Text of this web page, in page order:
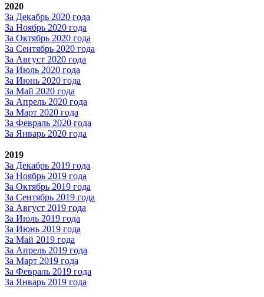
2020
За Декабрь 2020 года
За Ноябрь 2020 года
За Октябрь 2020 года
За Сентябрь 2020 года
За Август 2020 года
За Июль 2020 года
За Июнь 2020 года
За Май 2020 года
За Апрель 2020 года
За Март 2020 года
За Февраль 2020 года
За Январь 2020 года
2019
За Декабрь 2019 года
За Ноябрь 2019 года
За Октябрь 2019 года
За Сентябрь 2019 года
За Август 2019 года
За Июль 2019 года
За Июнь 2019 года
За Май 2019 года
За Апрель 2019 года
За Март 2019 года
За Февраль 2019 года
За Январь 2019 года